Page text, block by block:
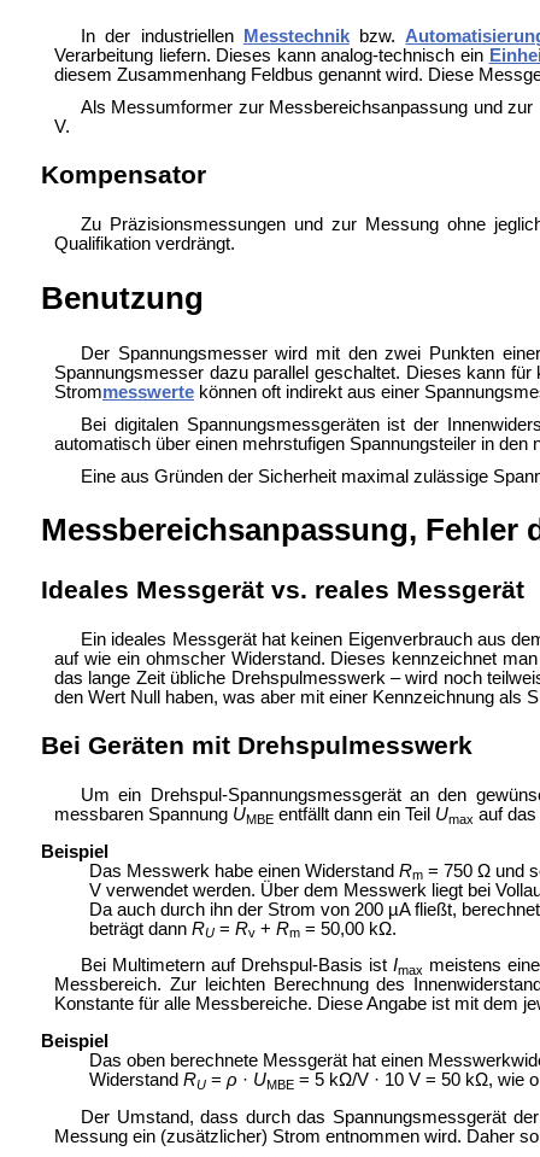
In der industriellen Messtechnikbzw.
Verarbeitung liefern. Dieses kann analog-technisch ein
diesem Zusammenhang Feldbus genannt wird. Diese
Als Messumformer zur Messbereichsanpassung und
V.
Kompensator
Zu Präzisionsmessungen und zur Messung ohne
Qualifikation verdrängt.
Benutzung
Der Spannungsmesser wird mit den zwei Punkten
Spannungsmesser dazu parallel geschaltet. Dieses kann
Strommesswertekönnen oft indirekt aus einer
Bei digitalen Spannungsmessgeräten ist der
automatisch über einen mehrstufigen Spannungsteiler in
Eine aus Gründen der Sicherheit maximal zulässige
Messbereichsanpassung, Fehler
Ideales Messgerät vs. reales Messgerät
Ein ideales Messgerät hat keinen Eigenverbrauch aus
auf wie ein ohmscher Widerstand. Dieses kennzeichnet
das lange Zeit übliche Drehspulmesswerk – wird noch
den Wert Null haben, was aber mit einer Kennzeichnung als
Bei Geräten mit Drehspulmesswerk
Um ein Drehspul-Spannungsmessgerät an den
messbaren Spannung UMBEentfällt dann ein Teil Umax auf
Beispiel
Das Messwerk habe einen Widerstand Rm= 750 Ω und
V verwendet werden. Über dem Messwerk liegt bei
Da auch durch ihn der Strom von 200 µA fließt,
beträgt dann RU= Rv+ Rm= 50,00 kΩ.
Bei Multimetern auf Drehspul-Basis istImax meistens
Messbereich. Zur leichten Berechnung des
Konstante für alle Messbereiche. Diese Angabe ist mit dem
Beispiel
Das oben berechnete Messgerät hat einen
Widerstand RU= ρ · UMBE= 5 kΩ/V · 10 V = 50 kΩ, wie
Der Umstand, dass durch das Spannungsmessgerät
Messung ein (zusätzlicher) Strom entnommen wird. Daher